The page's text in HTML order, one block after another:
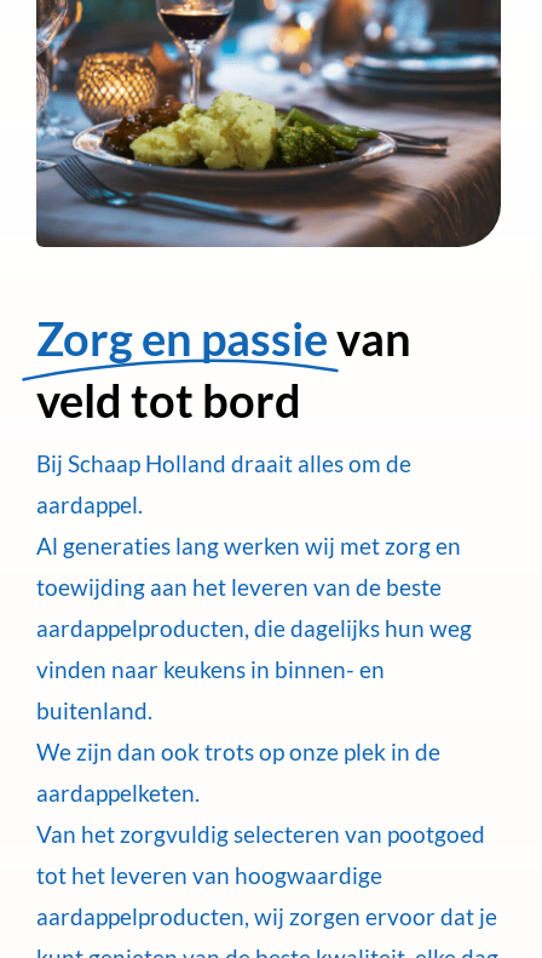
Zorg en passievan
veld tot bord
Bij Schaap Holland draait alles om de
aardappel.
Al generaties lang werken wij met zorg en
toewijding aan het leveren van de beste
aardappelproducten, die dagelijks hun weg
vinden naar keukens in binnen- en
buitenland.
We zijn dan ook trots op onze plek in de
aardappelketen.
Van het zorgvuldig selecteren van pootgoed
tot het leveren van hoogwaardige
aardappelproducten, wij zorgen ervoor dat je